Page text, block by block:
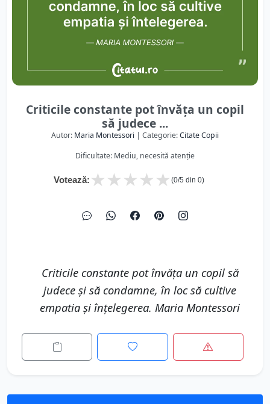
Criticile constante pot învăța un copil
să judece ...
Autor: Maria Montessori | Categorie:Citate Copii
Dificultate: Mediu, necesită atenție
Votează: ★
★
★
★
★ (0/5 din 0)
Criticile constante pot învăța un copil să
judece și să condamne, în loc să cultive
empatia și înțelegerea. Maria Montessori